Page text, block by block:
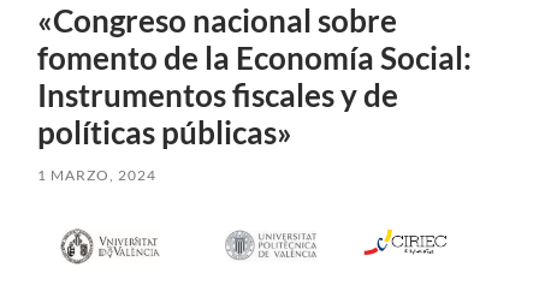
«Congreso nacional sobre
fomento de la Economía Social:
Instrumentos fiscales y de
políticas públicas»
1 MARZO, 2024